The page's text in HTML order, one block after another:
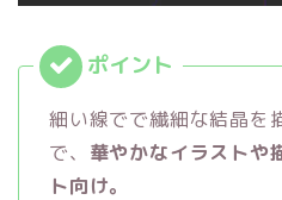
細い線でで繊細な結晶を
で、 華やかなイラストや
ト向け。